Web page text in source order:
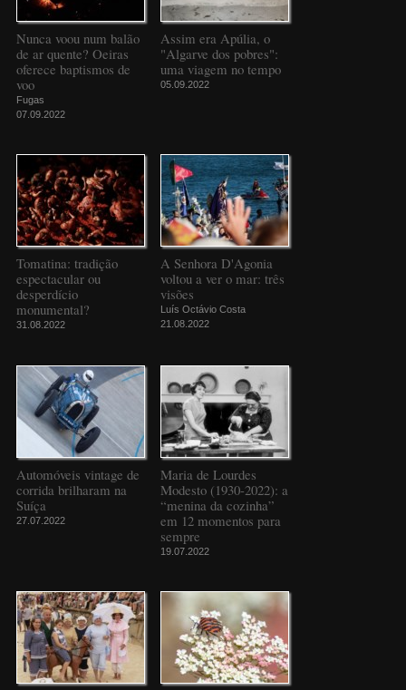
Nunca voou num balão
de ar quente? Oeiras
oferece baptismos de
voo
Fugas
07.09.2022
Assim era Apúlia, o
"Algarve dos pobres":
uma viagem no tempo
05.09.2022
Tomatina: tradição
espectacular ou
desperdício
monumental?
31.08.2022
A Senhora D'Agonia
voltou a ver o mar: três
visões
Luís Octávio Costa
21.08.2022
Automóveis vintage de
corrida brilharam na
Suíça
27.07.2022
Maria de Lourdes
Modesto (1930-2022): a
“menina da cozinha”
em 12 momentos para
sempre
19.07.2022